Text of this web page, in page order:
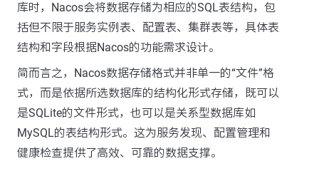
库时，Nacos会将数据存储为相应的SQL表结构，包
括但不限于服务实例表、配置表、集群表等，具体表
结构和字段根据Nacos的功能需求设计。
简而言之，Nacos数据存储格式并非单一的“文件”格
式，而是依据所选数据库的结构化形式存储，既可以
是SQLite的文件形式，也可以是关系型数据库如
MySQL的表结构形式。这为服务发现、配置管理和
健康检查提供了高效、可靠的数据支撑。